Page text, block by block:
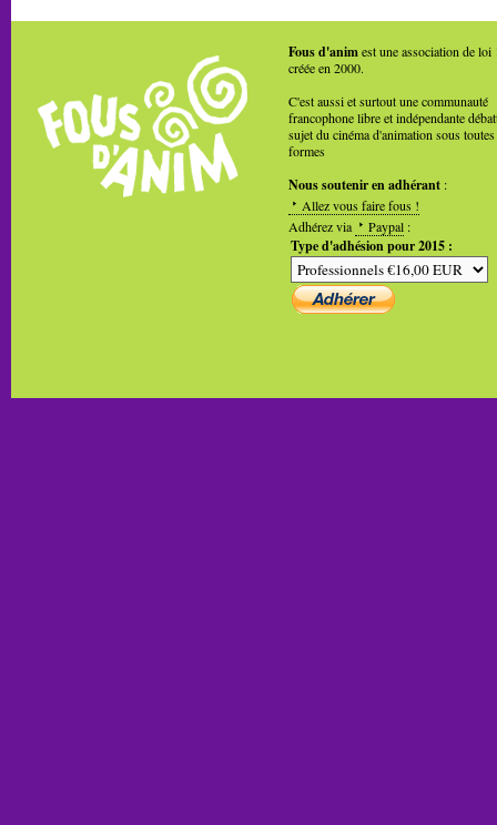
Fous d'animest une association de loi
créée en 2000.
C'est aussi et surtout une communauté
francophone libre et indépendante
sujet du cinéma d'animation sous toutes
formes
Nous soutenir en adhérant :
Allez vous faire fous !
Adhérez via
Paypal :
Type d'adhésion pour 2015 :